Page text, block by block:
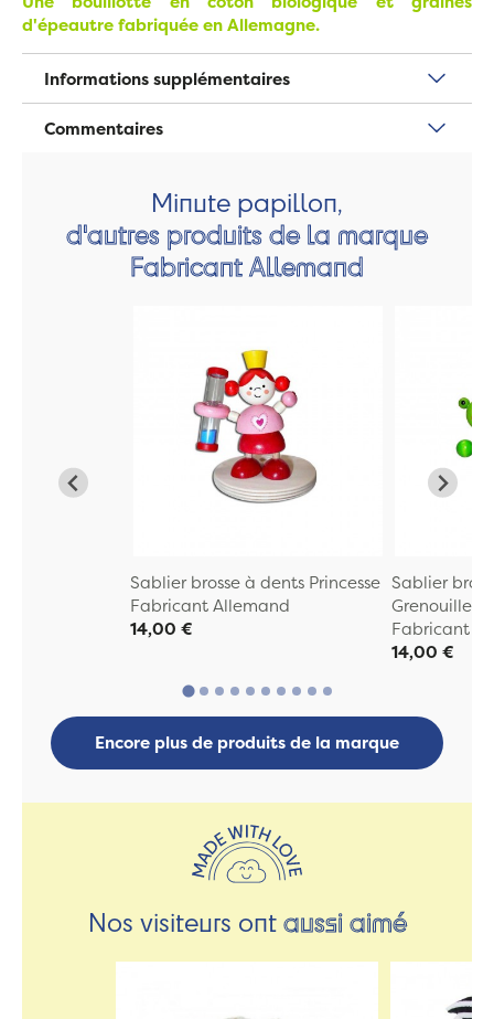
d'épeautre fabriquée en Allemagne.
Informations supplémentaires
Commentaires
Minute papillon,
d'autres produits de la marque
Fabricant Allemand
Sablier brosse à dents Princesse
Fabricant Allemand
14,00 €
Sablier
Grenouille
Fabricant
14,00 €
Encore plus de produits de la marque
Nos visiteurs ontaussi aimé